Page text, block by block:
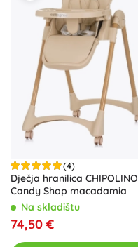
(4)
Dječja hranilica CHIPOLINO
Candy Shop macadamia
Na skladištu
74,50 €